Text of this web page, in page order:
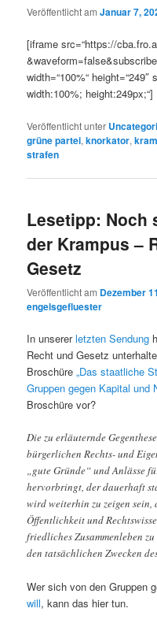
Veröffentlicht amJanuar 7,
[iframe src=“https://
width=“100%“
width:100%; height:249px;“]
Veröffentlicht unter
grüne partei,knorkator,
strafen
Lesetipp: Noch
der Krampus –
Gesetz
Veröffentlicht am Dezember
engelsgefluester
In unsererletzten Sendung
Recht und Gesetz
Broschüre„Das staatliche
Gruppen gegen Kapital und
Broschüre vor?
Die zu erläuternde
bürgerlichen Rechts- und
„gute Gründe“ und Anlässe
hervorbringt, der dauerhaft
wird weiterhin zu zeigen sein,
Öffentlichkeit und
friedliches Zusammenleben
den tatsächlichen Zwecken
Wer sich von den Gruppen
will, kann das hier tun.